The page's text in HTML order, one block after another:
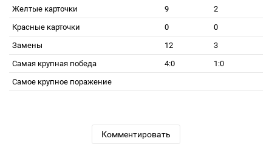
Желтые карточки
9
2
Красные карточки
0
0
Замены
12
3
Самая крупная победа
4:0
1:0
Самое крупное поражение
Комментировать